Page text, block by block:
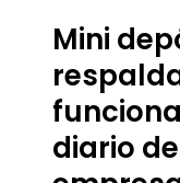
Mini
diario